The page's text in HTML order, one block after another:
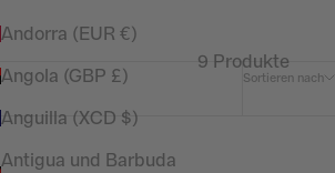
Andorra (EUR €)
Angola (GBP £)
Anguilla (XCD $)
Antigua und Barbuda
Sortieren nach
9 Produkte